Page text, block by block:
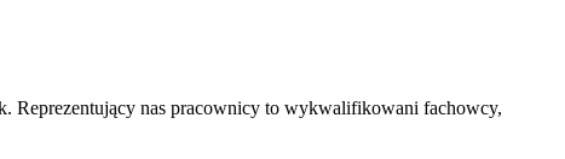
Reprezentujący nas pracownicy to wykwalifikowani fachowcy,